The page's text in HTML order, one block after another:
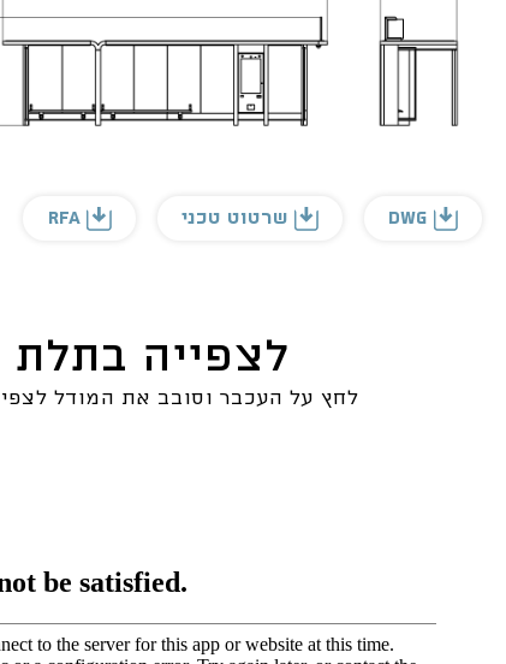
DWG שרטוט טכני RFA
לצפייה
לחץ על העכבר וסובב את המודל